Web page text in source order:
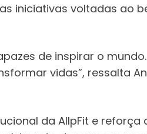
iniciativas voltadas ao
de inspirar o mundo.
vidas”, ressalta
da AllpFit e reforça